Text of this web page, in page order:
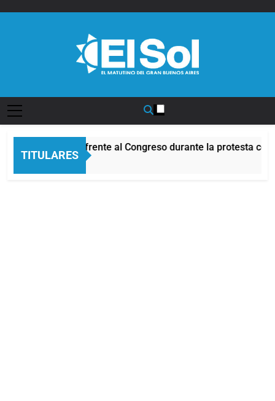
TITULARES
Incidentes frente al Congreso durante la protesta
2 Horas Atrás